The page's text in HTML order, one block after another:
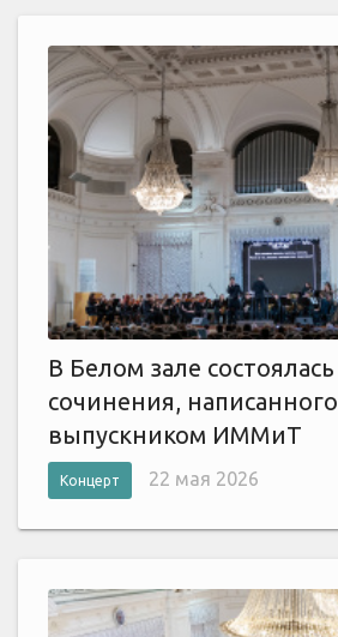
В Белом зале
сочинения, написанного
выпускником ИММиТ
Концерт 22 мая 2026